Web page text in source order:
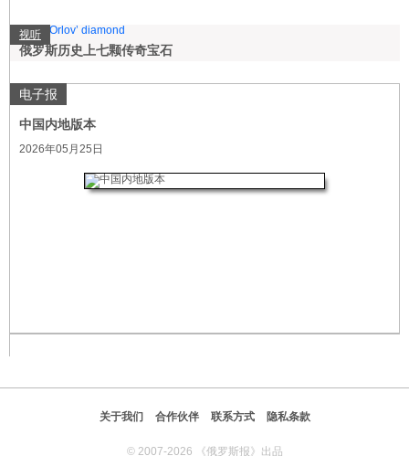
视听
俄罗斯历史上七颗传奇宝石
电子报
中国内地版本
2026年05月25日
关于我们 合作伙伴 联系方式 隐私条款
© 2007-2026 《俄罗斯报》出品